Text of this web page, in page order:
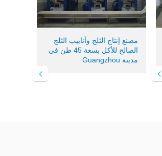
مصنع إنتاج الثلج وأنابيب الثلج
الصالح للأكل بسعة 45 طن في
مدينة Guangzhou